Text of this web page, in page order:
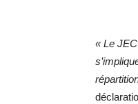
« Le